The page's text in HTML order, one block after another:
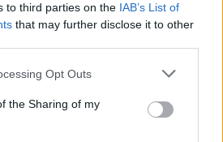
to third parties on the IAB’s List of
that may further disclose it to other
Opt Outs
the Sharing of my